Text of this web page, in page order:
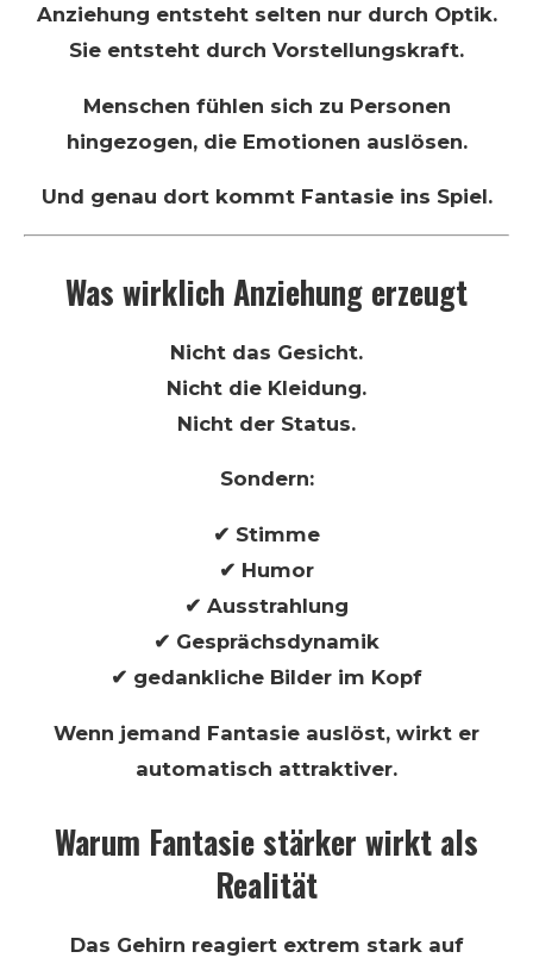
Anziehung entsteht selten nur durch Optik.
Sie entsteht durch Vorstellungskraft.
Menschen fühlen sich zu Personen
hingezogen, die Emotionen auslösen.
Und genau dort kommt Fantasie ins Spiel.
Was wirklich Anziehung erzeugt
Nicht das Gesicht.
Nicht die Kleidung.
Nicht der Status.
Sondern:
✔ Stimme
✔ Humor
✔ Ausstrahlung
✔ Gesprächsdynamik
✔ gedankliche Bilder im Kopf
Wenn jemand Fantasie auslöst, wirkt er
automatisch attraktiver.
Warum Fantasie stärker wirkt als
Realität
Das Gehirn reagiert extrem stark auf